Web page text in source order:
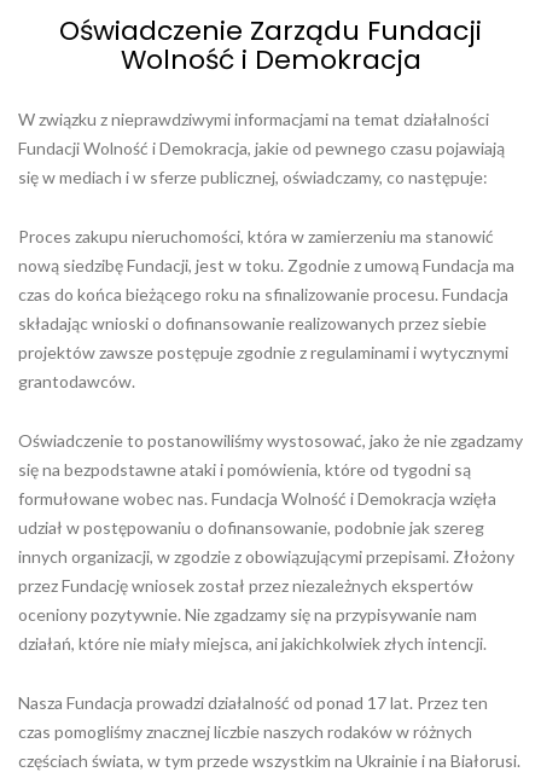
Oświadczenie Zarządu Fundacji
Wolność i Demokracja
W związku z nieprawdziwymi informacjami na temat działalności
Fundacji Wolność i Demokracja, jakie od pewnego czasu pojawiają
się w mediach i w sferze publicznej, oświadczamy, co następuje:
Proces zakupu nieruchomości, która w zamierzeniu ma stanowić
nową siedzibę Fundacji, jest w toku. Zgodnie z umową Fundacja ma
czas do końca bieżącego roku na sfinalizowanie procesu. Fundacja
składając wnioski o dofinansowanie realizowanych przez siebie
projektów zawsze postępuje zgodnie z regulaminami i wytycznymi
grantodawców.
Oświadczenie to postanowiliśmy wystosować, jako że nie zgadzamy
się na bezpodstawne ataki i pomówienia, które od tygodni są
formułowane wobec nas. Fundacja Wolność i Demokracja wzięła
udział w postępowaniu o dofinansowanie, podobnie jak szereg
innych organizacji, w zgodzie z obowiązującymi przepisami. Złożony
przez Fundację wniosek został przez niezależnych ekspertów
oceniony pozytywnie. Nie zgadzamy się na przypisywanie nam
działań, które nie miały miejsca, ani jakichkolwiek złych intencji.
Nasza Fundacja prowadzi działalność od ponad 17 lat. Przez ten
czas pomogliśmy znacznej liczbie naszych rodaków w różnych
częściach świata, w tym przede wszystkim na Ukrainie i na Białorusi.